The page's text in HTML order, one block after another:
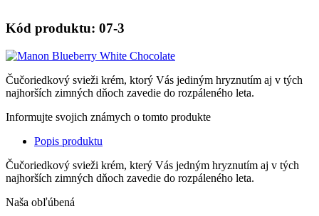
Kód produktu: 07-3
Čučoriedkový svieži krém, ktorý Vás jediným hryznutím aj v tých
najhorších zimných dňoch zavedie do rozpáleného leta.
Informujte svojich známych o tomto produkte
Popis produktu
Čučoriedkový svieži krém, který Vás jedným hryznutím aj v tých
najhorších zimných dňoch zavedie do rozpáleného leta.
Naša obľúbená